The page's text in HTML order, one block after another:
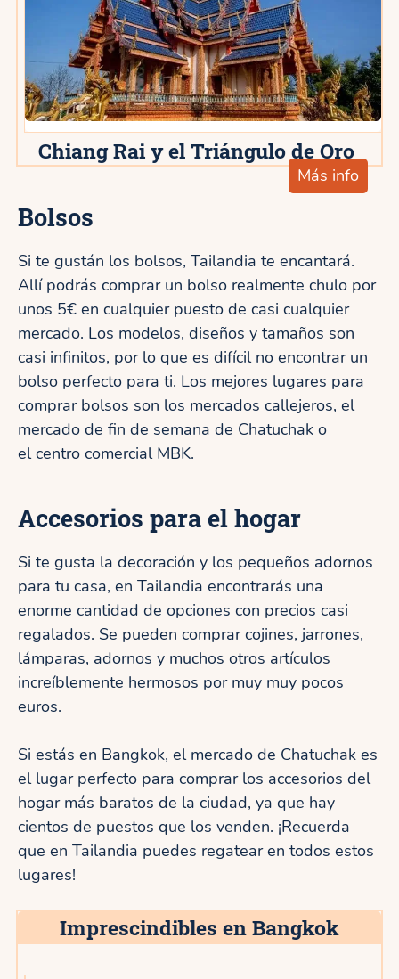
Chiang Rai y el Triángulo de Oro
Más info
Bolsos
Si te gustán los bolsos, Tailandia te encantará.
Allí podrás comprar un bolso realmente chulo por
unos 5€ en cualquier puesto de casi cualquier
mercado. Los modelos, diseños y tamaños son
casi infinitos, por lo que es difícil no encontrar un
bolso perfecto para ti. Los mejores lugares para
comprar bolsos son los mercados callejeros, el
mercado de fin de semana de Chatuchak o
el centro comercial MBK.
Accesorios para el hogar
Si te gusta la decoración y los pequeños adornos
para tu casa, en Tailandia encontrarás una
enorme cantidad de opciones con precios casi
regalados. Se pueden comprar cojines, jarrones,
lámparas, adornos y muchos otros artículos
increíblemente hermosos por muy muy pocos
euros.
Si estás en Bangkok, el mercado de Chatuchak es
el lugar perfecto para comprar los accesorios del
hogar más baratos de la ciudad, ya que hay
cientos de puestos que los venden. ¡Recuerda
que en Tailandia puedes regatear en todos estos
lugares!
Imprescindibles en Bangkok